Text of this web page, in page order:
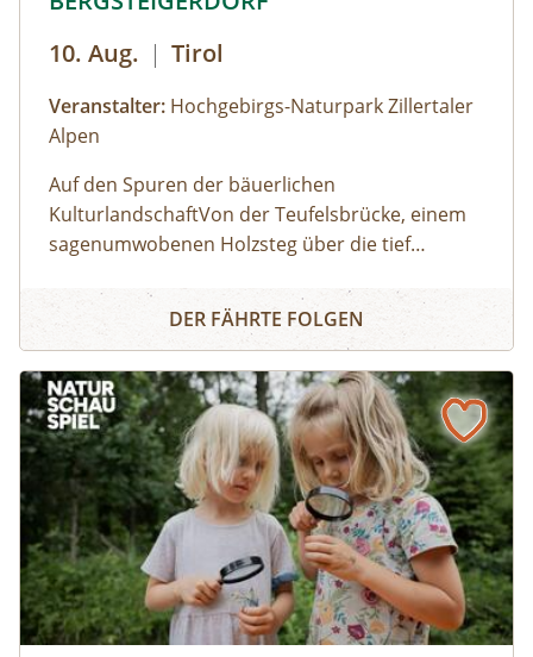
10. Aug. | Tirol
Veranstalter: Hochgebirgs-Naturpark Zillertaler
Alpen
Auf den Spuren der bäuerlichen
KulturlandschaftVon der Teufelsbrücke, einem
sagenumwobenen Holzsteg über die tief
Dornauhof vorbei und biegen auf einen
lauschigen Wanderweg ein. Er führt uns
Richtung Ginzling. Kurz vor dem Karlsteg steigen
wir zum Zemmbach hinab und gelangen über
das Tunnelportal zum Gasthof Karlsteg. Von
dort geht es über einen schmalen Weg
taleinwärts, immer wieder können wir die bunte
Blumenpracht unter uns und die hohen Gipfel
des Zillertaler Hauptkamms über uns
bestaunen. Nach der Gamsgrube geht es
gemütlich über den Schrahnbach zum
VON DER TEUFELSBRÜCKE INS BERGSTEIGERDORF
DER FÄHRTE FOLGEN